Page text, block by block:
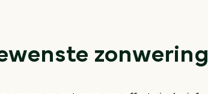
zonwering